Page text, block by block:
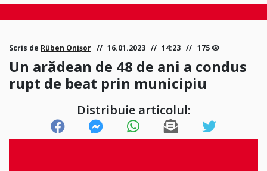
Scris de Rüben Onișor 16.01.2023 14:23 175
Un arădean de 48 de ani a condus
rupt de beat prin municipiu
Distribuie articolul: